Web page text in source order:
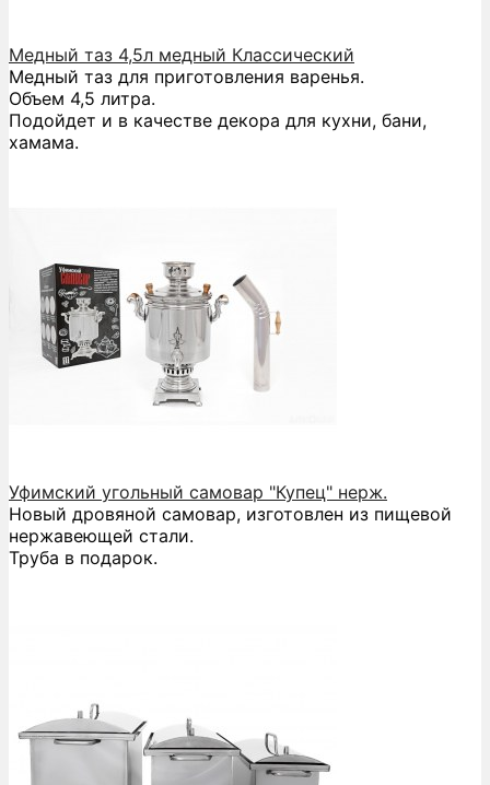
Медный таз 4,5л медный Классический
Медный таз для приготовления варенья.
Объем 4,5 литра.
Подойдет и в качестве декора для кухни, бани,
хамама.
Уфимский угольный самовар "Купец" нерж.
Новый дровяной самовар, изготовлен из пищевой
нержавеющей стали.
Труба в подарок.